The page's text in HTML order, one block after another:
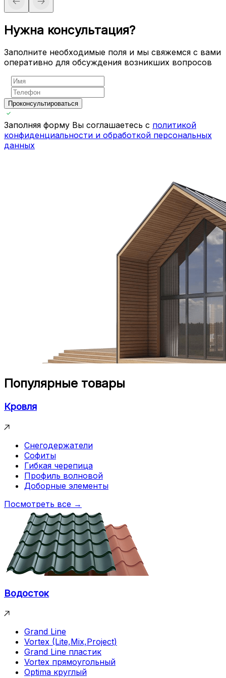
Нужна консультация?
Заполните необходимые поля и мы свяжемся с вами
оперативно для обсуждения возникших вопросов
Проконсультироваться
Заполняя форму Вы соглашаетесь с политикой
конфиденциальности и обработкой персональных
данных
Популярные товары
Кровля
Снегодержатели
Софиты
Гибкая черепица
Профиль волновой
Доборные элементы
Посмотреть все →
Водосток
Grand Line
Vortex (Lite,Mix,Project)
Grand Line пластик
Vortex прямоугольный
Optima круглый